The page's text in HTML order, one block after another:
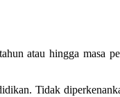
atau hingga masa
Tidak